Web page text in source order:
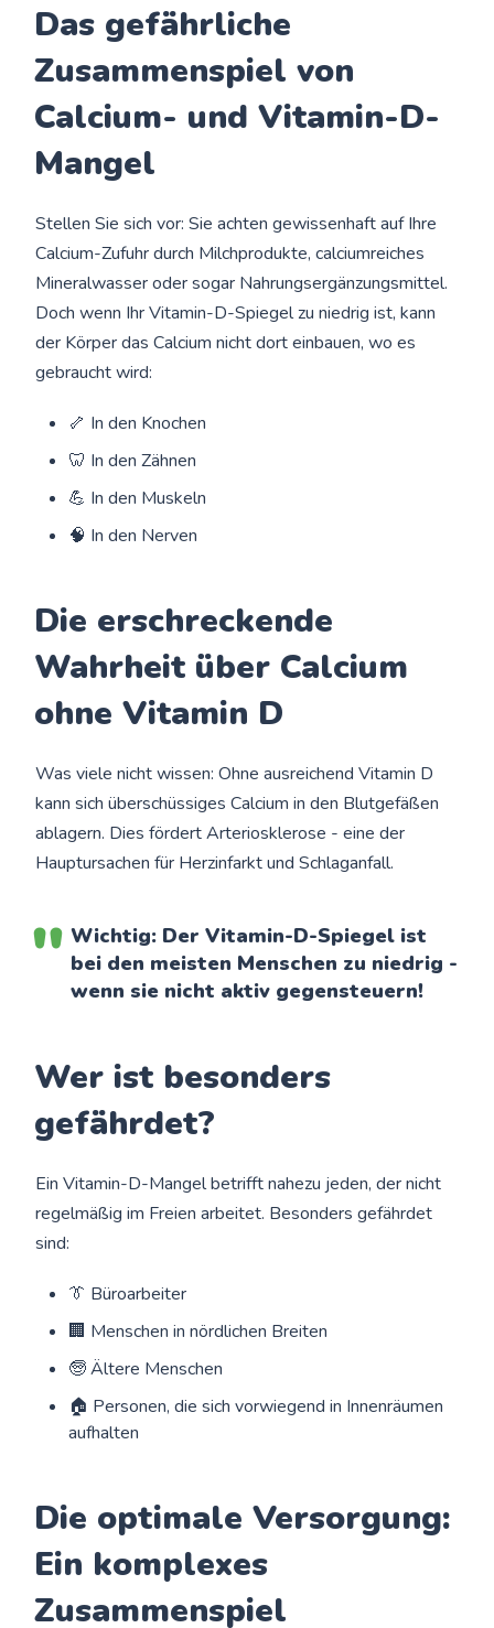
Das gefährliche
Zusammenspiel von
Calcium- und Vitamin-D-
Mangel
Stellen Sie sich vor: Sie achten gewissenhaft auf Ihre
Calcium-Zufuhr durch Milchprodukte, calciumreiches
Mineralwasser oder sogar Nahrungsergänzungsmittel.
Doch wenn Ihr Vitamin-D-Spiegel zu niedrig ist, kann
der Körper das Calcium nicht dort einbauen, wo es
gebraucht wird:
🦴 In den Knochen
🦷 In den Zähnen
💪 In den Muskeln
🧠 In den Nerven
Die erschreckende
Wahrheit über Calcium
ohne Vitamin D
Was viele nicht wissen: Ohne ausreichend Vitamin D
kann sich überschüssiges Calcium in den Blutgefäßen
ablagern. Dies fördert Arteriosklerose - eine der
Hauptursachen für Herzinfarkt und Schlaganfall.
Wichtig: Der Vitamin-D-Spiegel ist
bei den meisten Menschen zu niedrig -
wenn sie nicht aktiv gegensteuern!
Wer ist besonders
gefährdet?
Ein Vitamin-D-Mangel betrifft nahezu jeden, der nicht
regelmäßig im Freien arbeitet. Besonders gefährdet
sind:
👔 Büroarbeiter
🏢 Menschen in nördlichen Breiten
🧓 Ältere Menschen
🏠 Personen, die sich vorwiegend in Innenräumen
aufhalten
Die optimale Versorgung:
Ein komplexes
Zusammenspiel